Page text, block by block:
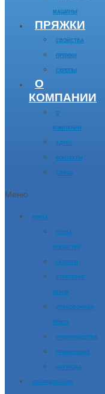
МАШИНЫ
ПРЯЖКИ
СВОЙСТВА
ПРЯЖКИ
СКРЕПЫ
О
КОМПАНИИ
О
КОМПАНИИ
АДРЕС
КОНТАКТЫ
СВЯЗЬ
Меню
ЛЕНТА
ЛЕНТА
НОВОСТЕЙ
ГАЛЕРЕЯ
СТРЕППИНГ
ЛЕНТА
УПАКОВОЧНАЯ
ЛЕНТА
ПРЕИМУЩЕСТВА
ПРИМЕНЕНИЕ
НАГРУЗКА
ОБОРУДОВАНИЕ